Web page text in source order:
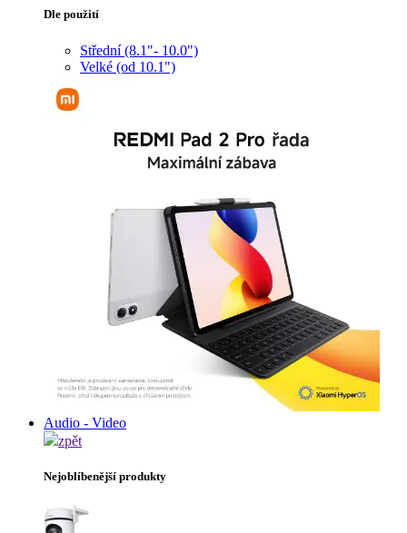
Dle použití
Střední (8.1"- 10.0")
Velké (od 10.1")
Audio - Video
zpět
Nejoblíbenější produkty